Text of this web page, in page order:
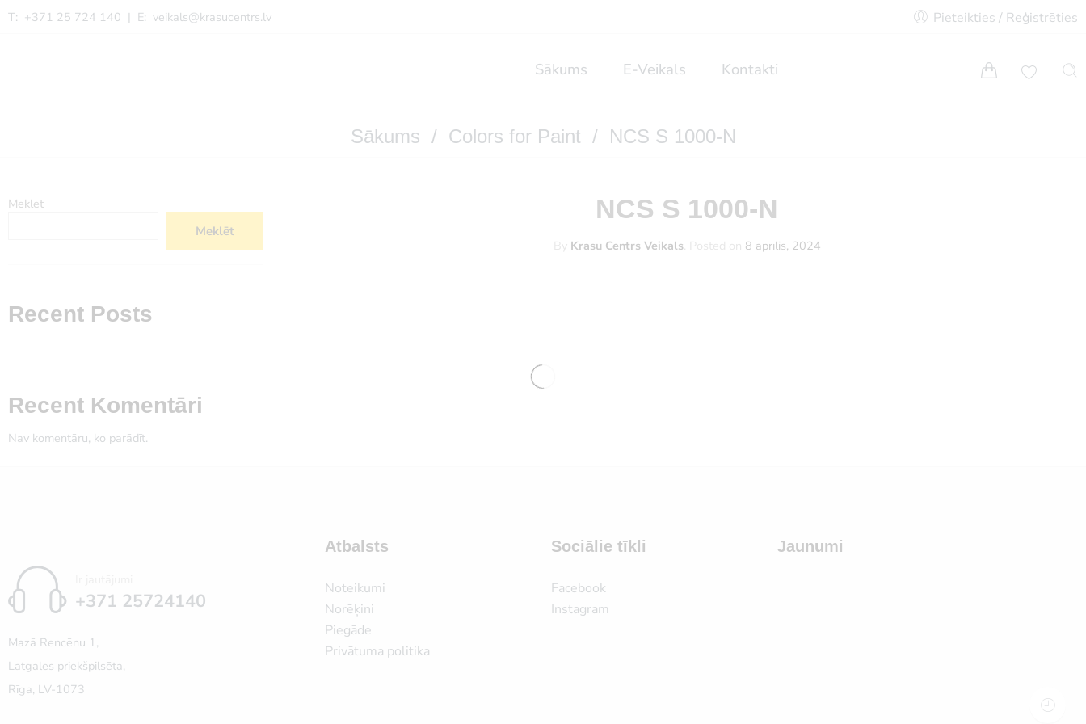
T: +371 25 724 140 | E: veikals@krasucentrs.lv Pieteikties / Reģistrēties
Sākums E-Veikals Kontakti
Sākums / Colors for Paint / NCS S 1000-N
NCS S 1000-N
By Krasu Centrs Veikals. Posted on 8 aprīlis, 2024
Meklēt
Meklēt
Recent Posts
Recent Komentāri
Nav komentāru, ko parādīt.
+371 25724140
Mazā Rencēnu 1,
Latgales priekšpilsēta,
Rīga, LV-1073
Atbalsts
Noteikumi
Norēķini
Piegāde
Privātuma politika
Sociālie tīkli
Facebook
Instagram
Jaunumi